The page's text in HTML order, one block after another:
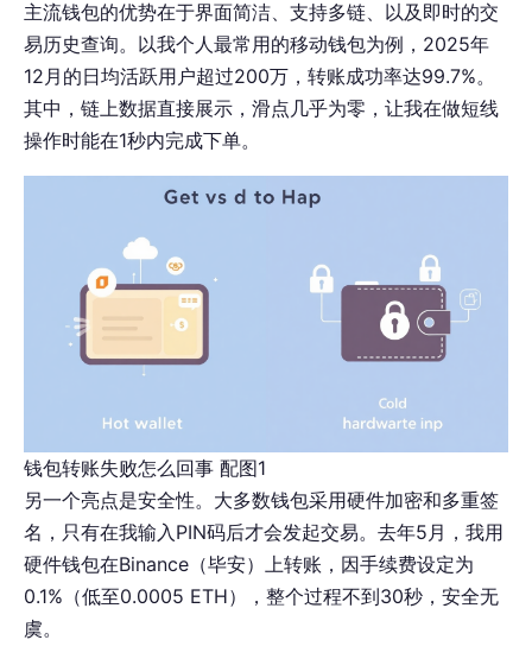
主流钱包的优势在于界面简洁、支持多链、以及即时的交
易历史查询。以我个人最常用的移动钱包为例，2025年
12月的日均活跃用户超过200万，转账成功率达99.7%。
其中，链上数据直接展示，滑点几乎为零，让我在做短线
操作时能在1秒内完成下单。
钱包转账失败怎么回事 配图1
另一个亮点是安全性。大多数钱包采用硬件加密和多重签
名，只有在我输入PIN码后才会发起交易。去年5月，我用
硬件钱包在Binance（毕安）上转账，因手续费设定为
0.1%（低至0.0005 ETH），整个过程不到30秒，安全无
虞。